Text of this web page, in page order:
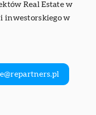
Real Estate w
i inwestorskiego w